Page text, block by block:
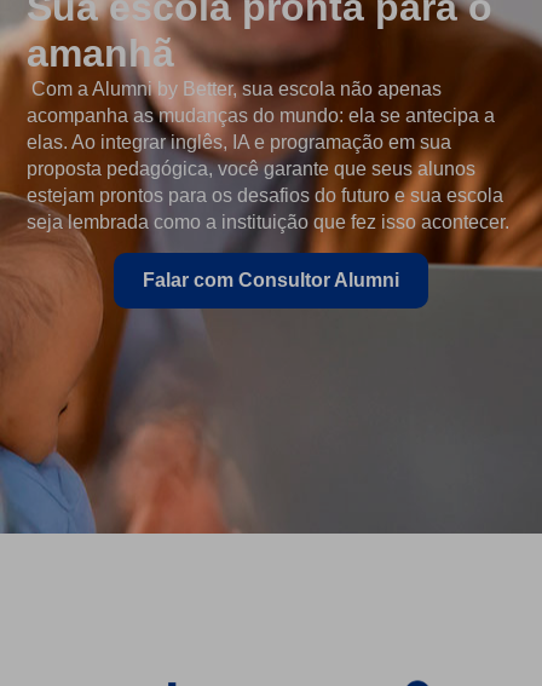
amanhã
Com a Alumni by Better, sua escola não apenas
acompanha as mudanças do mundo: ela se antecipa a
elas. Ao integrar inglês, IA e programação em sua
proposta pedagógica, você garante que seus alunos
estejam prontos para os desafios do futuro e sua escola
seja lembrada como a instituição que fez isso acontecer.
Falar com Consultor Alumni